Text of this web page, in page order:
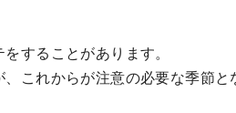
することがあります。
これからが注意の必要な季節と